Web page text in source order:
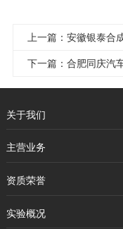
关于我们
主营业务
资质荣誉
实验概况